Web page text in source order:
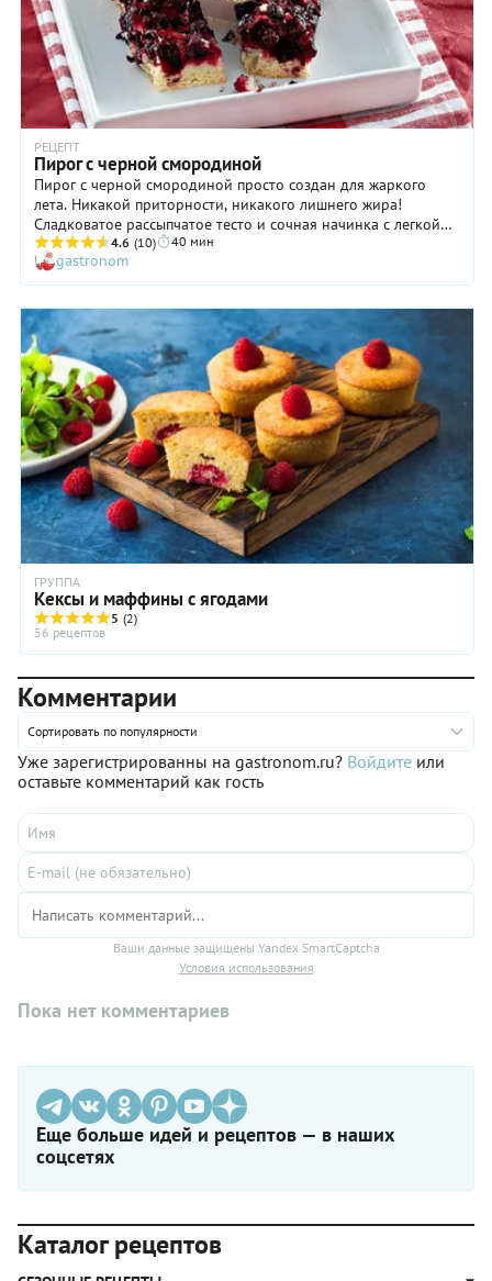
РЕЦЕПТ
Пирог с черной смородиной
Пирог с черной смородиной просто создан для жаркого
лета. Никакой приторности, никакого лишнего жира!
Сладковатое рассыпчатое тесто и сочная начинка с легкой
кислинкой из спелых ягод смородины удачно дополняют
друг друга и дарят истинное наслаждение вкусом. Кстати,
если вы планируете позвать гостей на чай, советуем испечь
двойную порцию пирога с черной смородиной (на целый
противень): он исчезает очень быстро, и было бы
совершенно непростительной ошибкой лишить кого-то
возможности получить добавку.
4.6 (10) 40 мин
gastronom
ГРУППА
Кексы и маффины с ягодами
5 (2)
56 рецептов
Комментарии
Сортировать по популярности
Уже зарегистрированны на gastronom.ru? Войдите или
оставьте комментарий как гость
Ваши данные защищены Yandex SmartCaptcha
Условия использования
Пока нет комментариев
Еще больше идей и рецептов — в наших
соцсетях
Каталог рецептов